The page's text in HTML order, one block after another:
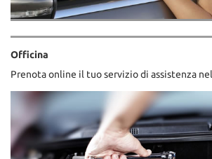
Officina
Prenota online il tuo servizio di assistenza